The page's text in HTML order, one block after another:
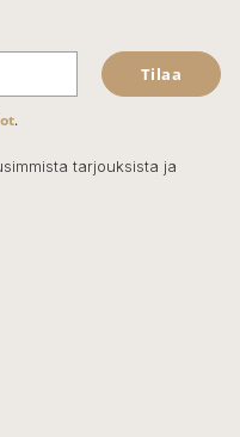
Tilaa
.
tarjouksista ja